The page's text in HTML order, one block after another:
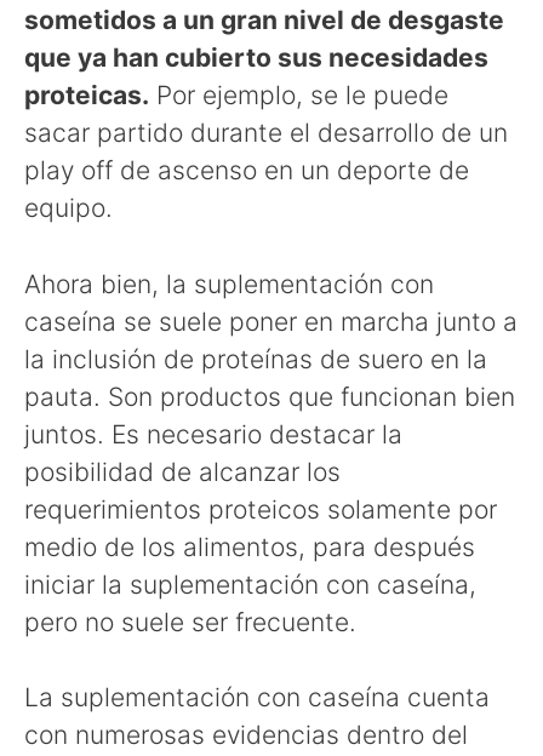
sometidos a un gran nivel de desgaste
que ya han cubierto sus necesidades
proteicas. Por ejemplo, se le puede
sacar partido durante el desarrollo de un
play off de ascenso en un deporte de
equipo.
Ahora bien, la suplementación con
caseína se suele poner en marcha junto a
la inclusión de proteínas de suero en la
pauta. Son productos que funcionan bien
juntos. Es necesario destacar la
posibilidad de alcanzar los
requerimientos proteicos solamente por
medio de los alimentos, para después
iniciar la suplementación con caseína,
pero no suele ser frecuente.
La suplementación con caseína cuenta
con numerosas evidencias dentro del